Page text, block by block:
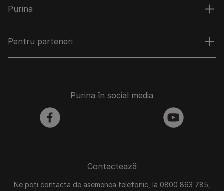
Purina
Pentru parteneri
Contactează
Ne poți contacta de asemenea telefonic, la 0800 863 785,
Purina în social media
facebook youtube